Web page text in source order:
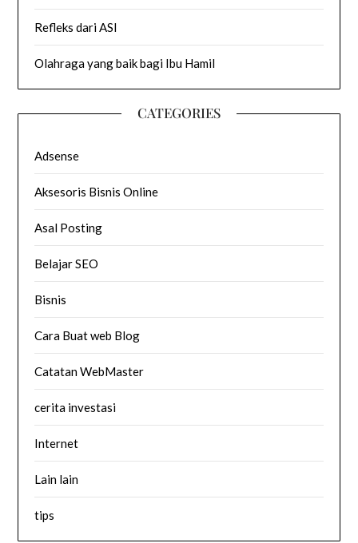
Refleks dari ASI
Olahraga yang baik bagi Ibu Hamil
CATEGORIES
Adsense
Aksesoris Bisnis Online
Asal Posting
Belajar SEO
Bisnis
Cara Buat web Blog
Catatan WebMaster
cerita investasi
Internet
Lain lain
tips